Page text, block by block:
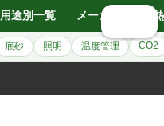
用途別一覧 メーカー別
底砂 照明 温度管理 CO2